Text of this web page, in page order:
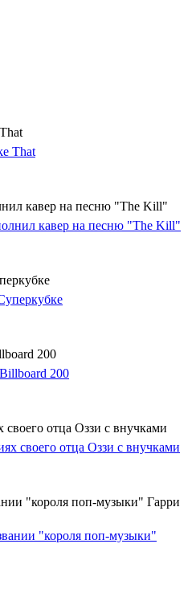
кавер на песню "The Kill"
200
отца Оззи с внучками
"короля поп-музыки" Гарри